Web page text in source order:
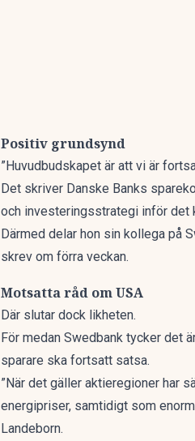
Positiv grundsynd
”Huvudbudskapet är att vi är
Det skriver Danske Banks
och investeringsstrategi inför det
Därmed delar hon sin kollega på
skrev om förra veckan.
Motsatta råd om USA
Där slutar dock likheten.
För medan Swedbank tycker det
sparare ska fortsatt satsa.
”När det gäller aktieregioner har
energipriser, samtidigt som
Landeborn.